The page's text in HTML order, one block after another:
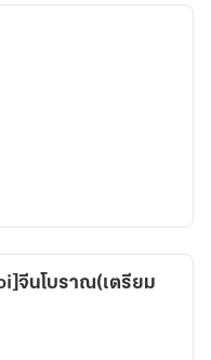
จีนโบราณ(เตรียม